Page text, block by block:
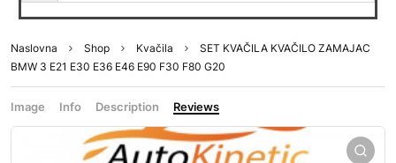
Naslovna Shop Kvačila
SET KVAČILA KVAČILO ZAMAJAC
BMW 3 E21 E30 E36 E46 E90 F30 F80 G20
Image Info Description Reviews